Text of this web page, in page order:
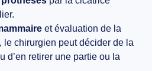
et évaluation de la
le chirurgien peut décider de la
d’en retirer une partie ou la